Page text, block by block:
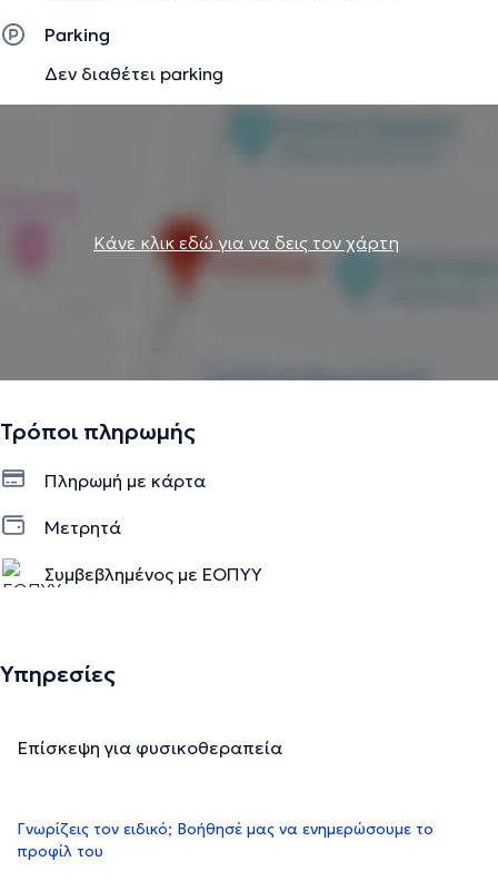
Parking
Δεν διαθέτει parking
Κάνε κλικ εδώ για να δεις τον χάρτη
Τρόποι πληρωμής
Πληρωμή με κάρτα
Μετρητά
Συμβεβλημένος με ΕΟΠΥΥ
Υπηρεσίες
Επίσκεψη για φυσικοθεραπεία
Γνωρίζεις τον ειδικό; Βοήθησέ μας να ενημερώσουμε το
προφίλ του